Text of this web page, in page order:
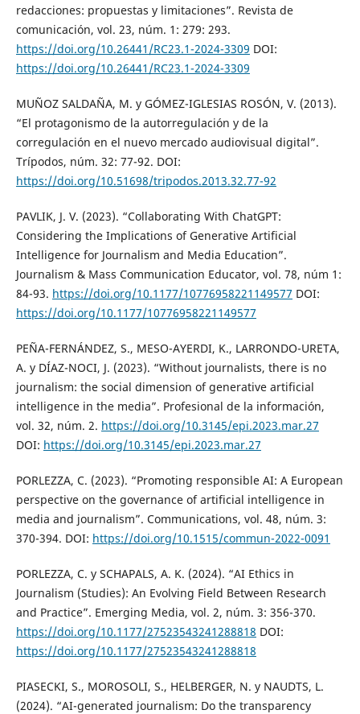
redacciones: propuestas y limitaciones”. Revista de
comunicación, vol. 23, núm. 1: 279: 293.
https://doi.org/10.26441/RC23.1-2024-3309 DOI:
https://doi.org/10.26441/RC23.1-2024-3309
MUÑOZ SALDAÑA, M. y GÓMEZ-IGLESIAS ROSÓN, V. (2013).
“El protagonismo de la autorregulación y de la
corregulación en el nuevo mercado audiovisual digital”.
Trípodos, núm. 32: 77-92. DOI:
https://doi.org/10.51698/tripodos.2013.32.77-92
PAVLIK, J. V. (2023). “Collaborating With ChatGPT:
Considering the Implications of Generative Artificial
Intelligence for Journalism and Media Education”.
Journalism & Mass Communication Educator, vol. 78, núm 1:
84-93. https://doi.org/10.1177/10776958221149577 DOI:
https://doi.org/10.1177/10776958221149577
PEÑA-FERNÁNDEZ, S., MESO-AYERDI, K., LARRONDO-URETA,
A. y DÍAZ-NOCI, J. (2023). “Without journalists, there is no
journalism: the social dimension of generative artificial
intelligence in the media”. Profesional de la información,
vol. 32, núm. 2. https://doi.org/10.3145/epi.2023.mar.27
DOI: https://doi.org/10.3145/epi.2023.mar.27
PORLEZZA, C. (2023). “Promoting responsible AI: A European
perspective on the governance of artificial intelligence in
media and journalism”. Communications, vol. 48, núm. 3:
370-394. DOI: https://doi.org/10.1515/commun-2022-0091
PORLEZZA, C. y SCHAPALS, A. K. (2024). “AI Ethics in
Journalism (Studies): An Evolving Field Between Research
and Practice”. Emerging Media, vol. 2, núm. 3: 356-370.
https://doi.org/10.1177/27523543241288818 DOI:
https://doi.org/10.1177/27523543241288818
PIASECKI, S., MOROSOLI, S., HELBERGER, N. y NAUDTS, L.
(2024). “AI-generated journalism: Do the transparency